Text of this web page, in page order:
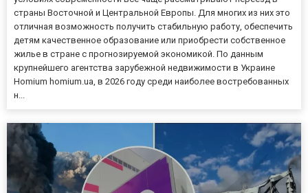
страны Восточной и Центральной Европы. Для многих из них это
отличная возможность получить стабильную работу, обеспечить
детям качественное образование или приобрести собственное
жилье в стране с прогнозируемой экономикой. По данным
крупнейшего агентства зарубежной недвижимости в Украине
Homium homium.ua, в 2026 году среди наиболее востребованных
н...